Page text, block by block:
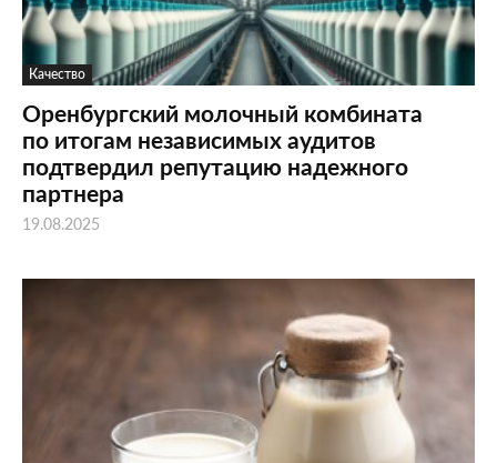
Качество
Оренбургский молочный комбината
по итогам независимых аудитов
подтвердил репутацию надежного
партнера
19.08.2025